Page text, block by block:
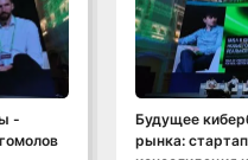
-
Будущее
рынка: